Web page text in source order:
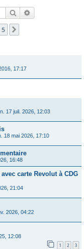
Rechercher
5
17:17
17 juil. 2026, 12:03
18 mai 2026, 17:10
16:48
carte Revolut à CDG
21:04
2026, 04:22
12:08
1 2 3